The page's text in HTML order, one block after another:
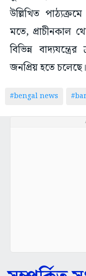
উল্লিখিত
মতে, প্রাচীনকাল
বিভিন্ন
জনপ্রিয় হতে চলেছে।
#bengal news